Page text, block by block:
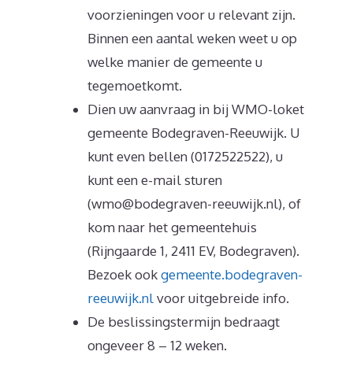
voorzieningen voor u relevant zijn.
Binnen een aantal weken weet u op
welke manier de gemeente u
tegemoetkomt.
Dien uw aanvraag in bij WMO-loket
gemeente Bodegraven-Reeuwijk. U
kunt even bellen (0172522522), u
kunt een e-mail sturen
(wmo@bodegraven-reeuwijk.nl), of
kom naar het gemeentehuis
(Rijngaarde 1, 2411 EV, Bodegraven).
Bezoek ookgemeente.bodegraven-
reeuwijk.nlvoor uitgebreide info.
De beslissingstermijn bedraagt
ongeveer 8 – 12 weken.